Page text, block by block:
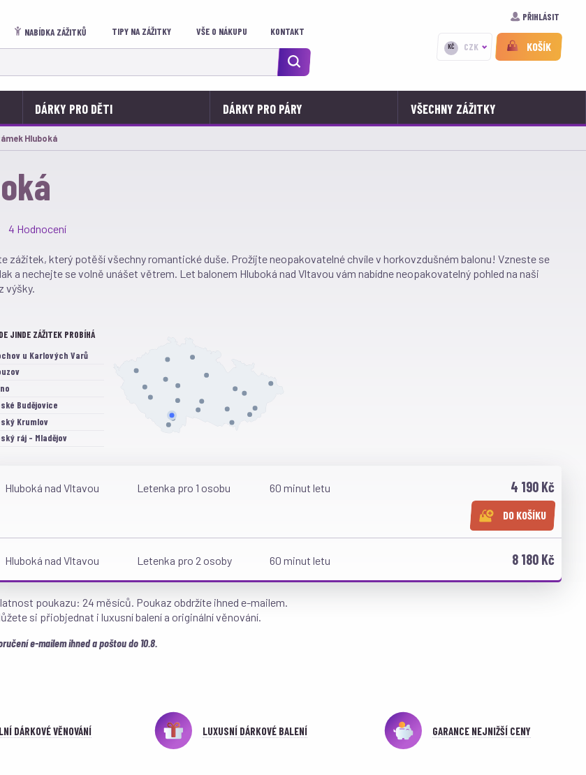
NABÍDKA ZÁŽITKŮ TIPY NA ZÁŽITKY VŠE O NÁKUPU KONTAKT
PŘIHLÁSIT
KČ CZK KOŠÍK
DÁRKY PRO DĚTI DÁRKY PRO PÁRY VŠECHNY ZÁŽITKY
Hluboká
4 Hodnocení
zážitek, který potěší všechny romantické duše. Prožíjte neopakovatelné chvíle v horkovzdušném balonu! Vzneste se
a nechejte se volně unášet větrem. Let balonem Hluboká nad Vltavou vám nabídne neopakovatelný pohled na naši
výšky.
JINDE ZÁŽITEK PROBÍHÁ
u Karlových Varů
Budějovice
Krumlov
ráj - Mladějov
nad Labem
Hluboká nad Vltavou Letenka pro 1 osobu 60 minut letu 4 190 Kč
DO KOŠÍKU
Hluboká nad Vltavou Letenka pro 2 osoby 60 minut letu 8 180 Kč
poukazu: 24 měsíců. Poukaz obdržíte ihned e-mailem.
si přiobjednat i luxusní balení a originální věnování.
e-mailem ihned a poštou do 10.8.
DÁRKOVÉ VĚNOVÁNÍ LUXUSNÍ DÁRKOVÉ BALENÍ GARANCE NEJNIŽŠÍ CENY